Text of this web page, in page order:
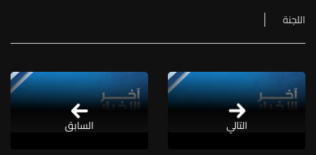
اللجنة
التالي السابق